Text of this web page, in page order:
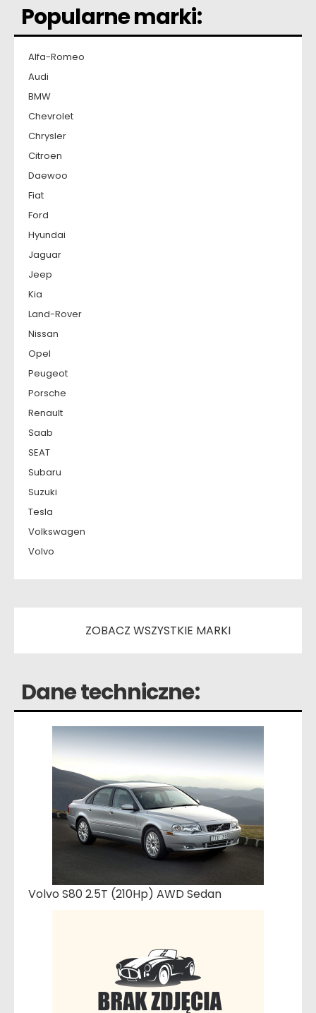
Popularne marki:
Alfa-Romeo
Audi
BMW
Chevrolet
Chrysler
Citroen
Daewoo
Fiat
Ford
Hyundai
Jaguar
Jeep
Kia
Land-Rover
Nissan
Opel
Peugeot
Porsche
Renault
Saab
SEAT
Subaru
Suzuki
Tesla
Volkswagen
Volvo
ZOBACZ WSZYSTKIE MARKI
Dane techniczne:
Volvo S80 2.5T (210Hp) AWD Sedan